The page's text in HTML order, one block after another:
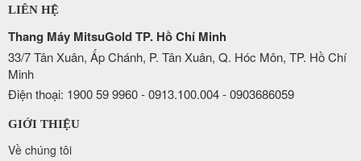
LIÊN HỆ
Thang Máy MitsuGold TP. Hồ Chí Minh
33/7 Tân Xuân, Ấp Chánh, P. Tân Xuân, Q. Hóc Môn, TP. Hồ Chí
Minh
Điện thoại: 1900 59 9960 - 0913.100.004 - 0903686059
GIỚI THIỆU
Về chúng tôi